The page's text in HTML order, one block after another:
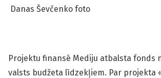
Danas Ševčenko foto
Projektu finansē Mediju atbalsta fonds
valsts budžeta līdzekļiem. Par projekta